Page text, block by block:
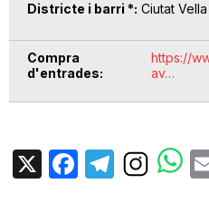
Districte i barri * Ciutat Vella
Compra
d'entrades
https://
av…
X